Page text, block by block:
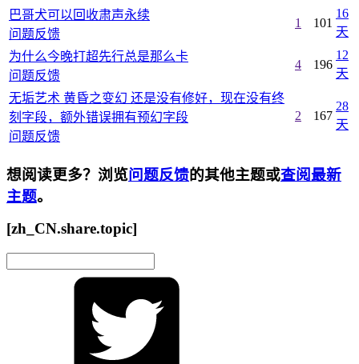
巴哥犬可以回收肃声永续
问题反馈
1 101
16
天
为什么今晚打超先行总是那么卡
问题反馈
4 196
12
天
无垢艺术 黄昏之变幻 还是没有修好，现在没有终
刻字段，额外错误拥有预幻字段
问题反馈
2 167
28
天
想阅读更多？浏览问题反馈的其他主题或查阅最新
主题。
[zh_CN.share.topic]